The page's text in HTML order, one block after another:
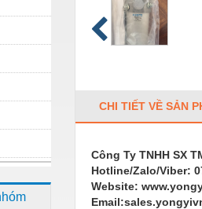
CHI TIẾT VỀ SẢN
Công Ty TNHH SX
Hotline/Zalo/Viber:
Website: